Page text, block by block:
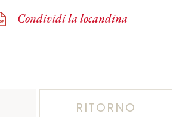
Condividi la locandina
RITORNO